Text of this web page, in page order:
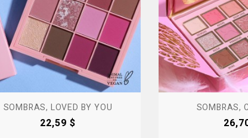
SOMBRAS, LOVED BY YOU
Precio
22,59 $
SOMBRAS,